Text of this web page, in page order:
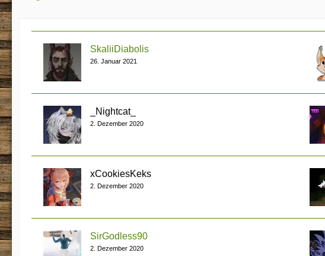
SkaliiDiabolis
26. Januar 2021
_Nightcat_
2. Dezember 2020
xCookiesKeks
2. Dezember 2020
SirGodless90
2. Dezember 2020